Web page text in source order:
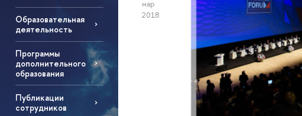
Образовательная
деятельность
Программы
дополнительного
образования
Публикации
сотрудников
мар
2018